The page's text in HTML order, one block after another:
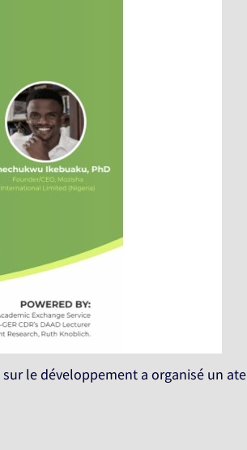
le développement a organisé un